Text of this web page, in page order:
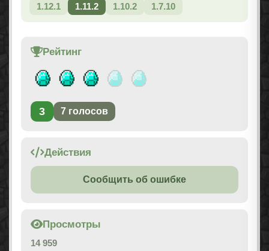
1.12.1
1.11.2 1.10.2 1.7.10
Рейтинг
3 7 голосов
Действия
Сообщить об ошибке
Просмотры
14 959